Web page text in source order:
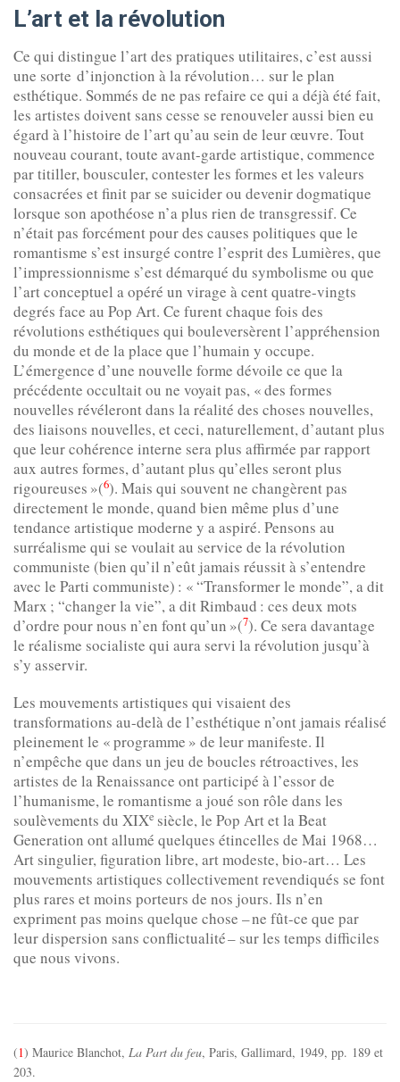
L’art et la révolution
Ce qui distingue l’art des pratiques utilitaires, c’est aussi
une sorte d’injonction à la révolution… sur le plan
esthétique. Sommés de ne pas refaire ce qui a déjà été fait,
les artistes doivent sans cesse se renouveler aussi bien eu
égard à l’histoire de l’art qu’au sein de leur œuvre. Tout
nouveau courant, toute avant-garde artistique, commence
par titiller, bousculer, contester les formes et les valeurs
consacrées et finit par se suicider ou devenir dogmatique
lorsque son apothéose n’a plus rien de transgressif. Ce
n’était pas forcément pour des causes politiques que le
romantisme s’est insurgé contre l’esprit des Lumières, que
l’impressionnisme s’est démarqué du symbolisme ou que
l’art conceptuel a opéré un virage à cent quatre-vingts
degrés face au Pop Art. Ce furent chaque fois des
révolutions esthétiques qui bouleversèrent l’appréhension
du monde et de la place que l’humain y occupe.
L’émergence d’une nouvelle forme dévoile ce que la
précédente occultait ou ne voyait pas, « des formes
nouvelles révéleront dans la réalité des choses nouvelles,
des liaisons nouvelles, et ceci, naturellement, d’autant plus
que leur cohérence interne sera plus affirmée par rapport
aux autres formes, d’autant plus qu’elles seront plus
rigoureuses »(6). Mais qui souvent ne changèrent pas
directement le monde, quand bien même plus d’une
tendance artistique moderne y a aspiré. Pensons au
surréalisme qui se voulait au service de la révolution
communiste (bien qu’il n’eût jamais réussit à s’entendre
avec le Parti communiste) : « “Transformer le monde”, a dit
Marx ; “changer la vie”, a dit Rimbaud : ces deux mots
d’ordre pour nous n’en font qu’un »(7). Ce sera davantage
le réalisme socialiste qui aura servi la révolution jusqu’à
s’y asservir.
Les mouvements artistiques qui visaient des
transformations au-delà de l’esthétique n’ont jamais réalisé
pleinement le « programme » de leur manifeste. Il
n’empêche que dans un jeu de boucles rétroactives, les
artistes de la Renaissance ont participé à l’essor de
l’humanisme, le romantisme a joué son rôle dans les
soulèvements du XIXe siècle, le Pop Art et la Beat
Generation ont allumé quelques étincelles de Mai 1968…
Art singulier, figuration libre, art modeste, bio-art… Les
mouvements artistiques collectivement revendiqués se font
plus rares et moins porteurs de nos jours. Ils n’en
expriment pas moins quelque chose – ne fût-ce que par
leur dispersion sans conflictualité – sur les temps difficiles
que nous vivons.
(1) Maurice Blanchot, La Part du feu, Paris, Gallimard, 1949, pp. 189 et
203.